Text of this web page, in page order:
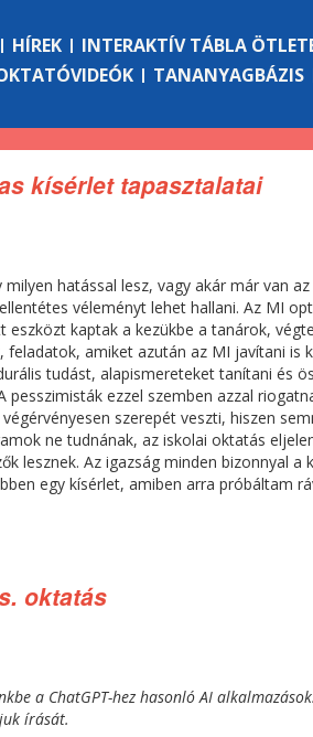
HÍREK INTERAKTÍV TÁBLA
TANANYAGBÁZIS
kísérlet tapasztalatai
hatással lesz, vagy akár már van
véleményt lehet hallani. Az MI
eszközt kaptak a kezükbe a tanárok,
feladatok, amiket azután az MI javítani is
tudást, alapismereteket tanítani és
pesszimisták ezzel szemben azzal
szerepét veszti, hiszen
ne tudnának, az iskolai oktatás
lesznek. Az igazság minden bizonnyal a
egy kísérlet, amiben arra próbáltam
oktatás
a ChatGPT-hez hasonló AI
írását.